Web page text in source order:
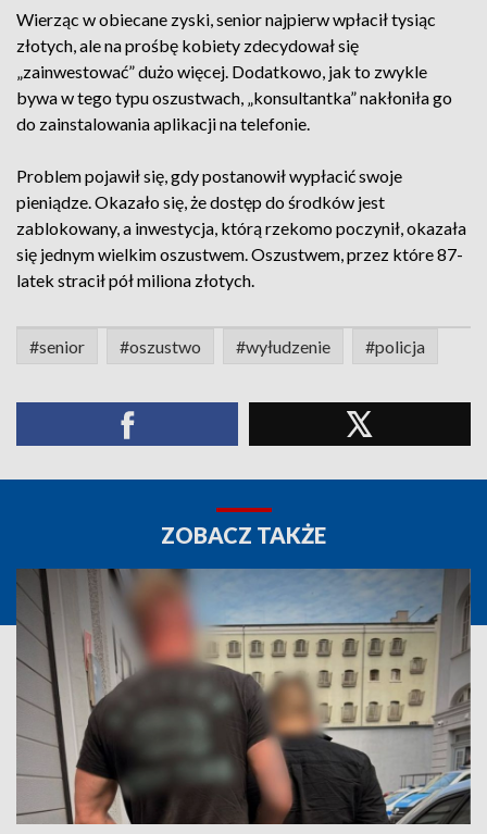
Wierząc w obiecane zyski, senior najpierw wpłacił tysiąc
złotych, ale na prośbę kobiety zdecydował się
„zainwestować” dużo więcej. Dodatkowo, jak to zwykle
bywa w tego typu oszustwach, „konsultantka” nakłoniła go
do zainstalowania aplikacji na telefonie.
Problem pojawił się, gdy postanowił wypłacić swoje
pieniądze. Okazało się, że dostęp do środków jest
zablokowany, a inwestycja, którą rzekomo poczynił, okazała
się jednym wielkim oszustwem. Oszustwem, przez które 87-
latek stracił pół miliona złotych.
#senior #oszustwo #wyłudzenie #policja
ZOBACZ TAKŻE